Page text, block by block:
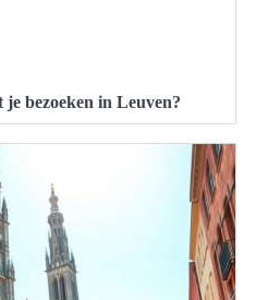
je bezoeken in Leuven?